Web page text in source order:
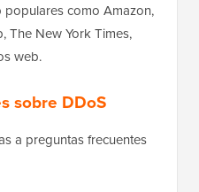
como Amazon,
The New York Times,
web.
sobre DDoS
a preguntas frecuentes